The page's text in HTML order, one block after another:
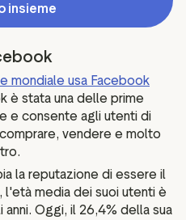
insieme
mondiale usa Facebook
è stata una delle prime
e consente agli utenti di
vendere e molto
la reputazione di essere il
media dei suoi utenti è
Oggi, il 26,4% della sua